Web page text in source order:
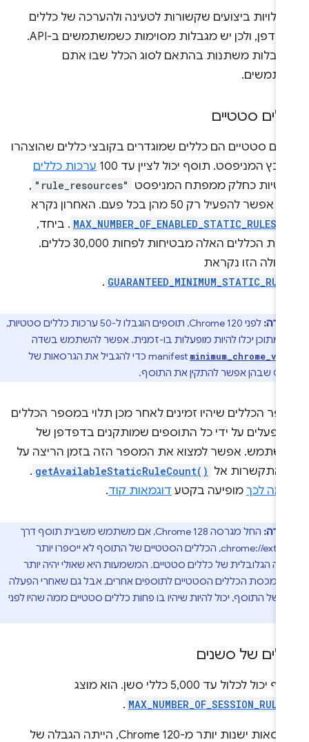
עלויות ביצועים שקשורות לטעינה ולהערכה של כללים
בדפדפן, ולכן יש מגבלות מסוימות כשמשתמשים ב-API.
משתנות בהתאם לסוג הכלל שבו אתם
סטטיים
סטטיים הם כללים שמוגדרים בקובצי כללים שהוצהרו
המניפסט. תוסף יכול לציין עד 100
ערכות כללים
כחלק ממפתח המניפסט "rule_resources"
,
להפעיל רק 50 מהן בכל פעם. האחרון נקרא
. ביחד,
ערכות הכללים האלה מבטיחות לפחות 30,000 כללים.
הזו נקראת
.
לפני Chrome 120, תוספים הוגבלו ל-50 ערכות כללים סטטיות,
manifest כדי להגביל את הגרסאות של
הכללים שיהיו זמינים לאחר מכן תלוי במספר הכללים
על ידי כל התוספים שמותקנים בדפדפן של
אפשר למצוא את המספר הזה בזמן הריצה על
התקשרות אל getAvailableStaticRuleCount()
.
לכך מופיעה בקטעדוגמאות קוד
החל מגרסה Chrome 128, אם משתמש משבית תוסף דרך
chrome://extensions, הכללים הסטטיים של התוסף לא ייספרו יותר
הגלובלית של כללים סטטיים. המשמעות היא שאולי יהיה יותר
במכסת הכללים הסטטיים לתוספים אחרים, אבל גם שאחרי הפעלה
התוסף, יכול להיות שיהיו בו פחות כללים סטטיים ממה שהיו לפני
של סשנים
תוסף יכול לכלול עד 5,000 כללי סשן. הוא מוצג
MAX_NUMBER_OF_SESSION_RULES
.
בגרסאות ישנות יותר מ-Chrome 120, הייתה הגבלה של